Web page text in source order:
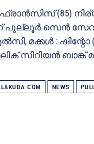
ഫ്രാൻസിസ് (85)
പുല്ലൂർ സെൻ
മക്കൾ :
സിറിയൻ ബാങ്ക്
NEWS